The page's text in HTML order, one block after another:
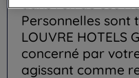
dans l’un de ces
Personnelles sont
LOUVRE HOTELS
concerné par
agissant comme